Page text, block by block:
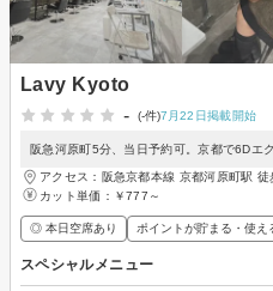
Lavy Kyoto
-
(-件)7月22日掲載開始
阪急河原町5分、当日予約可。京都で6Dエ
アクセス：阪急京都本線 京都河原町駅 徒
カット単価： ￥777～
◎ 本日空席あり ポイントが貯まる・使え
スペシャルメニュー